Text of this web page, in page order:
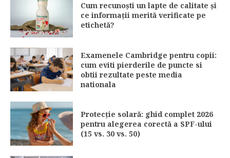
Cum recunoști un lapte de calitate și
ce informații merită verificate pe
etichetă?
Examenele Cambridge pentru copii:
cum eviti pierderile de puncte si
obtii rezultate peste media
nationala
Protecție solară: ghid complet 2026
pentru alegerea corectă a SPF-ului
(15 vs. 30 vs. 50)